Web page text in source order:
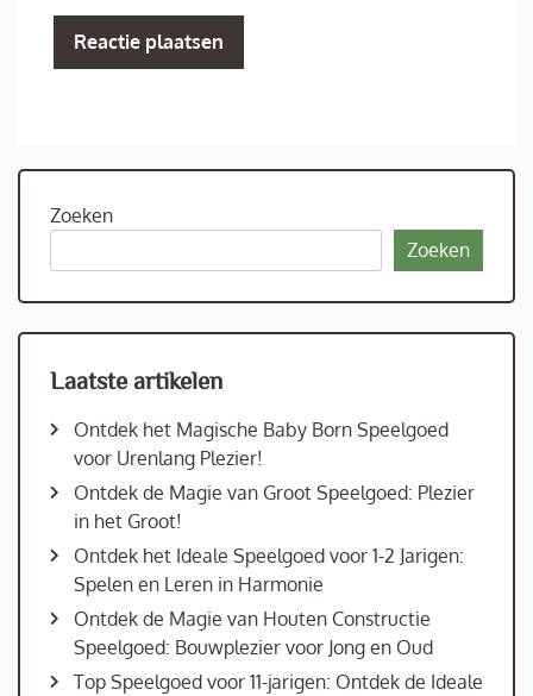
Zoeken
Zoeken
Laatste artikelen
Ontdek het Magische Baby Born Speelgoed
voor Urenlang Plezier!
Ontdek de Magie van Groot Speelgoed: Plezier
in het Groot!
Ontdek het Ideale Speelgoed voor 1-2 Jarigen:
Spelen en Leren in Harmonie
Ontdek de Magie van Houten Constructie
Speelgoed: Bouwplezier voor Jong en Oud
Top Speelgoed voor 11-jarigen: Ontdek de Ideale